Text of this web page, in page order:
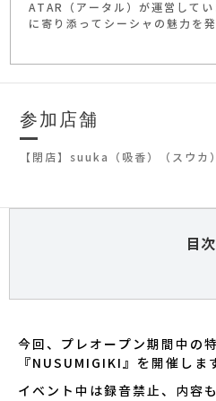
ATAR（アータル）が運営して
に寄り添ってシーシャの魅力を
参加店舗
【閉店】suuka（吸香）（スウカ）
目次
今回、プレオープン期間中の
『NUSUMIGIKI』を開催しま
イベント中は録音禁止、内容